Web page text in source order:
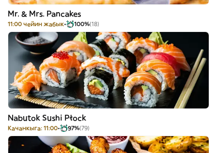
Mr. & Mrs. Pancakes
11:00 чейин жабык 100%(18)
Nabutok Sushi Płock
Качанкыга: 11:00 97%(79)